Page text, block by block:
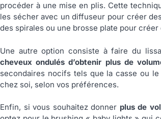
procéder à une mise en plis. Cette
les sécher avec un diffuseur pour créer
des spirales ou une brosse plate pour créer
Une autre option consiste à faire du
cheveux ondulés d’obtenir plus de
secondaires nocifs tels que la casse ou
chez soi, selon vos préférences.
Enfin, si vous souhaitez donner plus de